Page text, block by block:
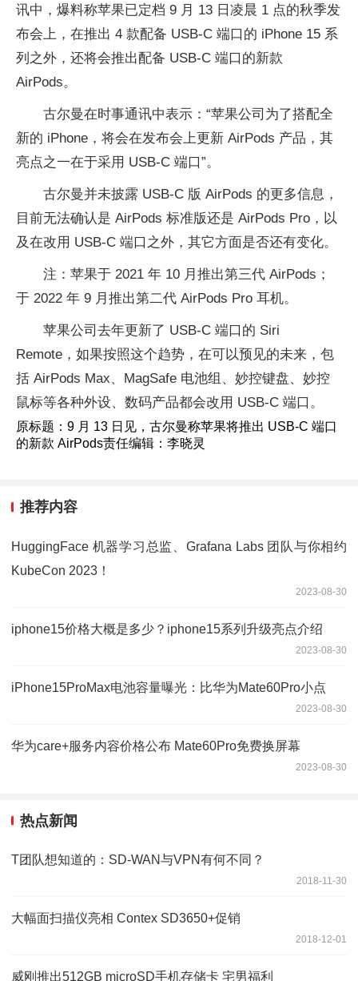
讯中，爆料称苹果已定档 9 月 13 日凌晨 1 点的秋季发
布会上，在推出 4 款配备 USB-C 端口的 iPhone 15 系
列之外，还将会推出配备 USB-C 端口的新款
AirPods。
古尔曼在时事通讯中表示：“苹果公司为了搭配全
新的 iPhone，将会在发布会上更新 AirPods 产品，其
亮点之一在于采用 USB-C 端口”。
古尔曼并未披露 USB-C 版 AirPods 的更多信息，
目前无法确认是 AirPods 标准版还是 AirPods Pro，以
及在改用 USB-C 端口之外，其它方面是否还有变化。
注：苹果于 2021 年 10 月推出第三代 AirPods；
于 2022 年 9 月推出第二代 AirPods Pro 耳机。
苹果公司去年更新了 USB-C 端口的 Siri
Remote，如果按照这个趋势，在可以预见的未来，包
括 AirPods Max、MagSafe 电池组、妙控键盘、妙控
鼠标等各种外设、数码产品都会改用 USB-C 端口。
原标题：9 月 13 日见，古尔曼称苹果将推出 USB-C 端口
的新款 AirPods责任编辑：李晓灵
推荐内容
HuggingFace 机器学习总监、Grafana Labs 团队与你相约
KubeCon 2023！
2023-08-30
iphone15价格大概是多少？iphone15系列升级亮点介绍
2023-08-30
iPhone15ProMax电池容量曝光：比华为Mate60Pro小点
2023-08-30
华为care+服务内容价格公布 Mate60Pro免费换屏幕
2023-08-30
热点新闻
T团队想知道的：SD-WAN与VPN有何不同？
2018-11-30
大幅面扫描仪亮相 Contex SD3650+促销
2018-12-01
威刚推出512GB microSD手机存储卡 宅男福利